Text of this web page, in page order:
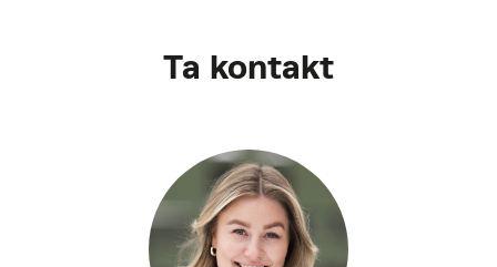
Ta kontakt